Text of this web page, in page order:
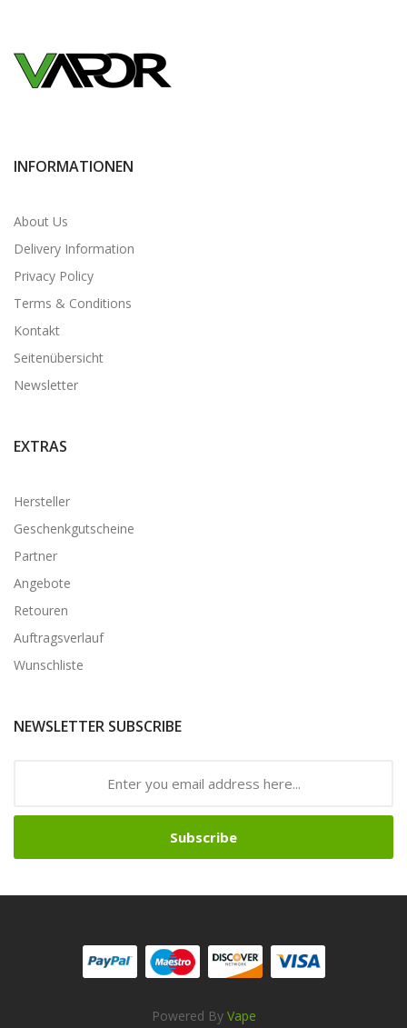
INFORMATIONEN
About Us
Delivery Information
Privacy Policy
Terms & Conditions
Kontakt
Seitenübersicht
Newsletter
EXTRAS
Hersteller
Geschenkgutscheine
Partner
Angebote
Retouren
Auftragsverlauf
Wunschliste
NEWSLETTER SUBSCRIBE
Subscribe
Powered By Vape